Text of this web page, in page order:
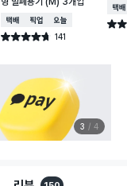
택배배송매장픽업오늘배송
별점 4.7점 141
건 작성
택배
별점
3 4